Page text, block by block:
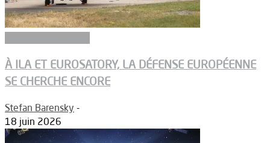
À ILA ET EUROSATORY, LA DÉFENSE EUROPÉENNE
SE CHERCHE ENCORE
Stefan Barensky -
18 juin 2026